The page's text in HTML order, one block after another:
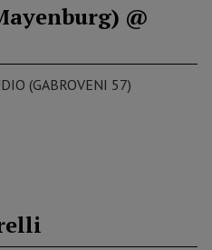
@
(GABROVENI 57)